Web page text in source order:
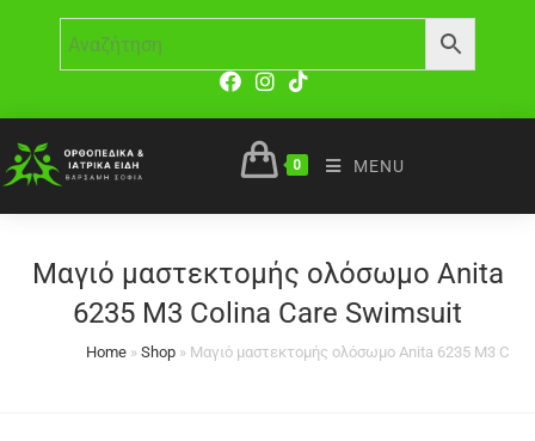
0 MENU
Μαγιό μαστεκτομής ολόσωμο Anita
6235 M3 Colina Care Swimsuit
Home »Shop » Μαγιό μαστεκτομής ολόσωμο Anita 6235 M3